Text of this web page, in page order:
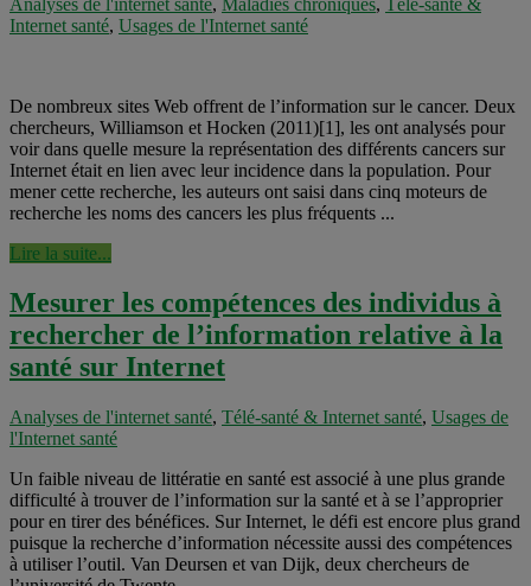
Internet santé, Usages de l'Internet santé
De nombreux sites Web offrent de l’information sur le cancer. Deux
chercheurs, Williamson et Hocken (2011)[1], les ont analysés pour
voir dans quelle mesure la représentation des différents cancers sur
Internet était en lien avec leur incidence dans la population. Pour
mener cette recherche, les auteurs ont saisi dans cinq moteurs de
recherche les noms des cancers les plus fréquents ...
Lire la suite...
Mesurer les compétences des individus à
rechercher de l’information relative à la
santé sur Internet
Analyses de l'internet santé, Télé-santé & Internet santé, Usages de
l'Internet santé
Un faible niveau de littératie en santé est associé à une plus grande
difficulté à trouver de l’information sur la santé et à se l’approprier
pour en tirer des bénéfices. Sur Internet, le défi est encore plus grand
puisque la recherche d’information nécessite aussi des compétences
à utiliser l’outil. Van Deursen et van Dijk, deux chercheurs de